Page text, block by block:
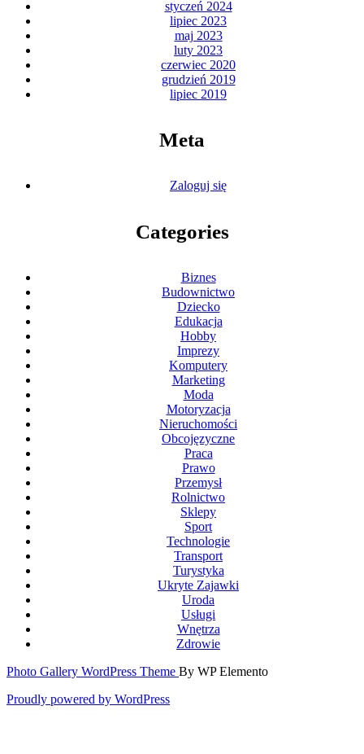
styczeń 2024
lipiec 2023
maj 2023
luty 2023
czerwiec 2020
grudzień 2019
lipiec 2019
Meta
Zaloguj się
Categories
Biznes
Budownictwo
Dziecko
Edukacja
Hobby
Imprezy
Komputery
Marketing
Moda
Motoryzacja
Nieruchomości
Obcojęzyczne
Praca
Prawo
Przemysł
Rolnictwo
Sklepy
Sport
Technologie
Transport
Turystyka
Ukryte Zajawki
Uroda
Usługi
Wnętrza
Zdrowie
Photo Gallery WordPress Theme By WP Elemento
Proudly powered by WordPress